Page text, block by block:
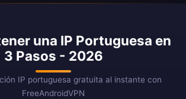
una IP Portuguesa en
3 Pasos - 2026
IP portuguesa gratuita al instante con
FreeAndroidVPN